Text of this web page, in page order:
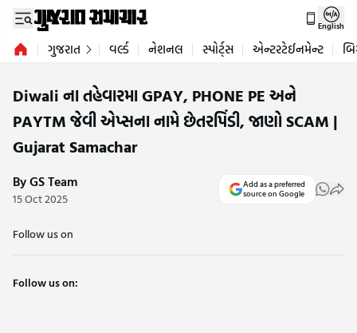
English
ગુજરાત વર્લ્ડ નેશનલ સ્પોર્ટ્સ એન્ટરટેઈનમેન્ટ
Diwali ના તહેવારમા GPAY, PHONE PE અને
PAYTM જેવી એપ્સના નામે છેતરપિંડી, જાણો SCAM |
Gujarat Samachar
By GS Team
15 Oct 2025
Add as a preferred
source on Google
Follow us on
Follow us on: